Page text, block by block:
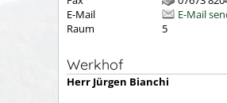
E-Mail
E-Mail
Raum
5
Werkhof
Herr Jürgen Bianchi